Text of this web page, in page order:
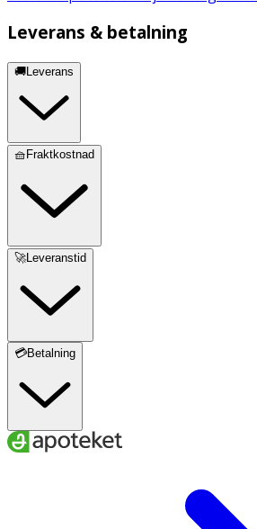
Leverans & betalning
🚚Leverans
🧺Fraktkostnad
🚀Leveranstid
💳Betalning